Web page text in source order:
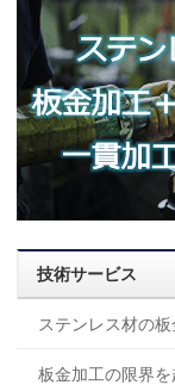
技術サービス
ステンレス材の
板金加工の限界